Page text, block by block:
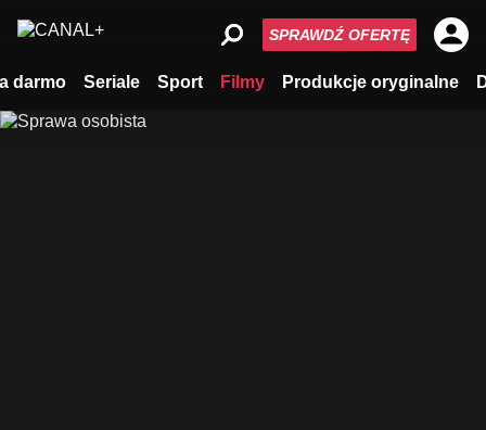
darmo Seriale Sport Filmy Produkcje oryginalne
SPRAWDŹ OFERTĘ